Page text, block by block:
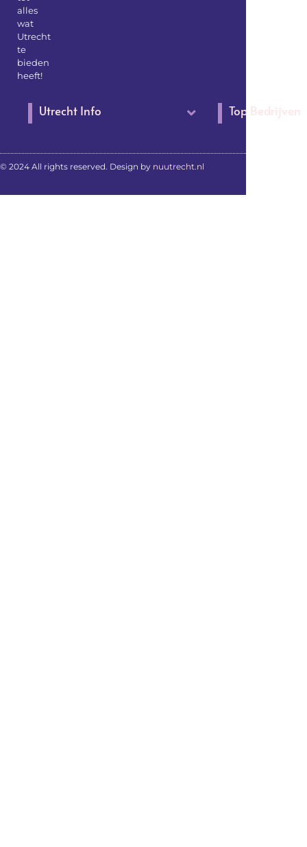
alles
wat
Utrecht
te
bieden
heeft!
Utrecht Info Top Bedrijven
© 2024 All rights reserved. Design by nuutrecht.nl